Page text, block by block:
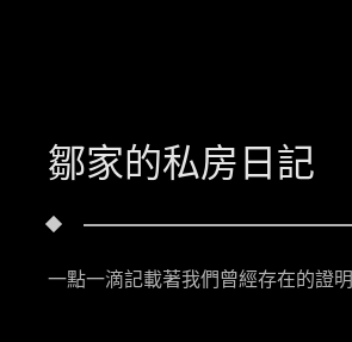
鄒家的私房日記
一點一滴記載著我們曾經存在的證明